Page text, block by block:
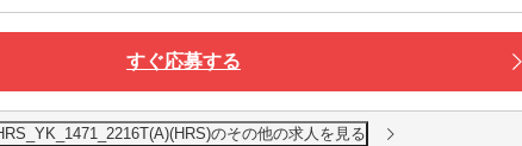
すぐ応募する
のその他の求人を見る